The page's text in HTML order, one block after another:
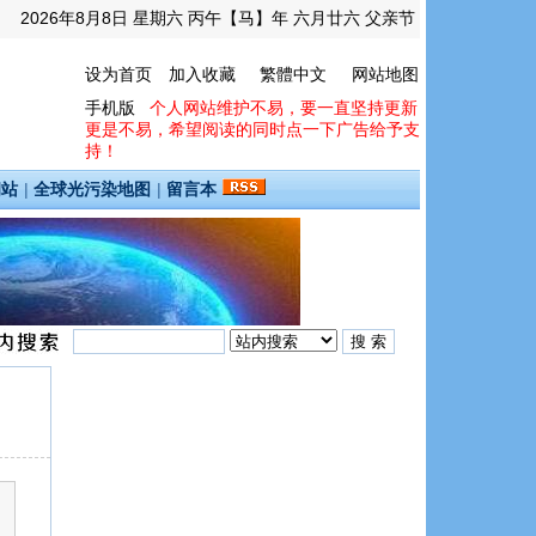
2026年8月8日 星期六 丙午【马】年 六月廿六 父亲节
设为首页 加入收藏 繁體中文
网站地图
手机版
个人网站维护不易，要一直坚持更新
更是不易，希望阅读的同时点一下广告给予支
持！
| 全球光污染地图 | 留言本